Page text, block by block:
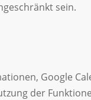
sein.
Google
der